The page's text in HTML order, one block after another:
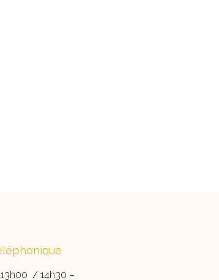
/ 14h30 –